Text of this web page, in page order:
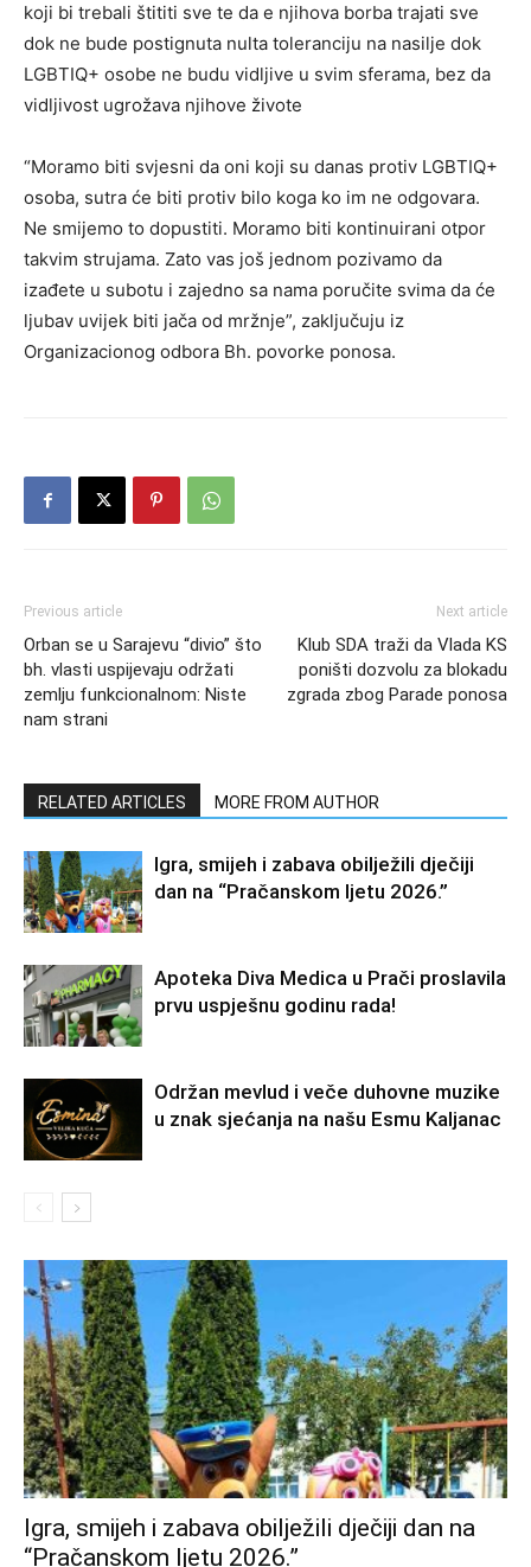
koji bi trebali štititi sve te da e njihova borba trajati sve
dok ne bude postignuta nulta toleranciju na nasilje dok
LGBTIQ+ osobe ne budu vidljive u svim sferama, bez da
vidljivost ugrožava njihove živote
“Moramo biti svjesni da oni koji su danas protiv LGBTIQ+
osoba, sutra će biti protiv bilo koga ko im ne odgovara.
Ne smijemo to dopustiti. Moramo biti kontinuirani otpor
takvim strujama. Zato vas još jednom pozivamo da
izađete u subotu i zajedno sa nama poručite svima da će
ljubav uvijek biti jača od mržnje”, zaključuju iz
Organizacionog odbora Bh. povorke ponosa.
Previous article
Orban se u Sarajevu “divio” što
bh. vlasti uspijevaju održati
zemlju funkcionalnom: Niste
nam strani
Next article
Klub SDA traži da Vlada KS
poništi dozvolu za blokadu
zgrada zbog Parade ponosa
RELATED ARTICLES MORE FROM AUTHOR
Igra, smijeh i zabava obilježili dječiji
dan na “Pračanskom ljetu 2026.”
Apoteka Diva Medica u Prači proslavila
prvu uspješnu godinu rada!
Održan mevlud i veče duhovne muzike
u znak sjećanja na našu Esmu Kaljanac
Igra, smijeh i zabava obilježili dječiji dan na
“Pračanskom ljetu 2026.”